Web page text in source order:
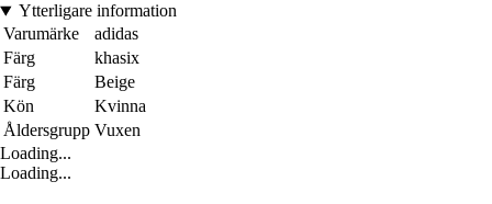
Ytterligare information
Varumärke
adidas
Färg
khasix
Färg
Beige
Kön
Kvinna
Åldersgrupp Vuxen
Loading...
Loading...